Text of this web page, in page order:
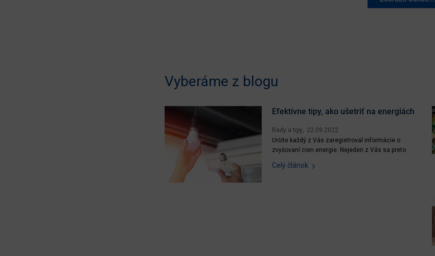
Vyberáme z blogu
Efektívne tipy, ako ušetriť na energiách
Rady a tipy
22.09.2022
Určite každý z Vás zaregistroval informácie o
zvyšovaní cien energie. Nejeden z Vás sa preto
maximum. Ak chcete ušetriť za energie, nie je
Celý článok